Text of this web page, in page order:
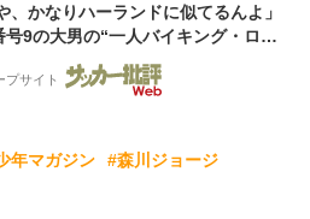
、かなりハーランドに似てるんよ」
号9の大男の“一人バイキング・ロ
話題!「元気をもらった」
プサイト
年マガジン
#森川ジョージ